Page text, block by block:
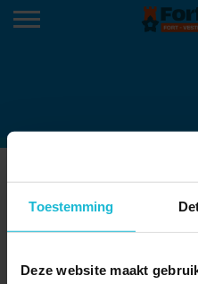
Toestemming
Deze website maakt